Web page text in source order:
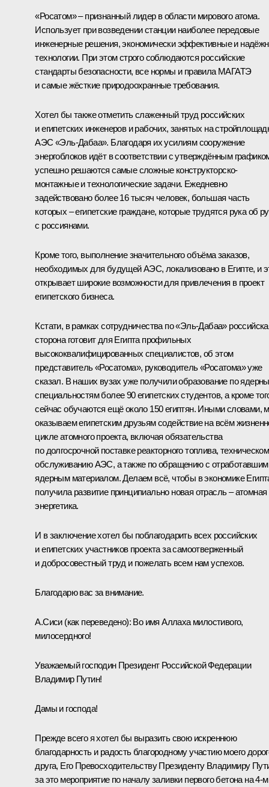
«Росатом» – признанный лидер в области мирового атома.
Использует при возведении станции наиболее передовые
инженерные решения, экономически эффективные и
технологии. При этом строго соблюдаются российские
стандарты безопасности, все нормы и правила МАГАТЭ
и самые жёсткие природоохранные требования.
Хотел бы также отметить слаженный труд российских
и египетских инженеров и рабочих, занятых на
АЭС «Эль-Дабаа». Благодаря их усилиям сооружение
энергоблоков идёт в соответствии с утверждённым
успешно решаются самые сложные конструкторско-
монтажные и технологические задачи. Ежедневно
задействовано более 16 тысяч человек, большая часть
которых – египетские граждане, которые трудятся рука об
с россиянами.
Кроме того, выполнение значительного объёма заказов,
необходимых для будущей АЭС, локализовано в Египте, и
открывает широкие возможности для привлечения в проект
египетского бизнеса.
Кстати, в рамках сотрудничества по «Эль-Дабаа»
сторона готовит для Египта профильных
высококвалифицированных специалистов, об этом
представитель «Росатома», руководитель «Росатома» уже
сказал. В наших вузах уже получили образование по
специальностям более 90 египетских студентов, а кроме
сейчас обучаются ещё около 150 египтян. Иными словами,
оказываем египетским друзьям содействие на всём
цикле атомного проекта, включая обязательства
по долгосрочной поставке реакторного топлива,
обслуживанию АЭС, а также по обращению с отработавшим
ядерным материалом. Делаем всё, чтобы в экономике
получила развитие принципиально новая отрасль – атомная
энергетика.
И в заключение хотел бы поблагодарить всех российских
и египетских участников проекта за самоотверженный
и добросовестный труд и пожелать всем нам успехов.
Благодарю вас за внимание.
А.Сиси (как переведено): Во имя Аллаха милостивого,
милосердного!
Уважаемый господин Президент Российской Федерации
Владимир Путин!
Дамы и господа!
Прежде всего я хотел бы выразить свою искреннюю
благодарность и радость благородному участию моего
друга, Его Превосходительству Президенту Владимиру
за это мероприятие по началу заливки первого бетона на 4-м